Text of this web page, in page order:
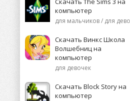
компьютер
Скачать Винкс Школа
Волшебниц на
компьютер
для девочек
Скачать Block Story на
компьютер